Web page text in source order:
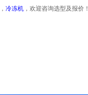
， 冷冻机 ，欢迎咨询选型及报